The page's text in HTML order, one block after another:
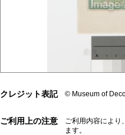
クレジット表記 © Museum of
ご利用上の注意
ご利用内容により
ます。